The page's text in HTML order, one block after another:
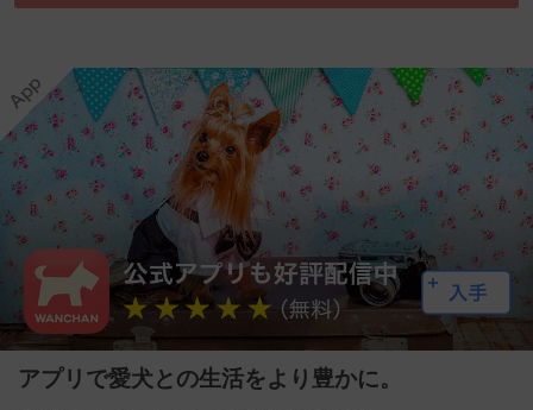
アプリで愛犬との生活をより豊かに。